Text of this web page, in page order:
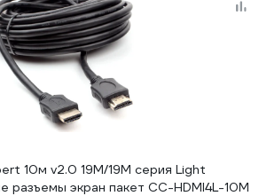
10м v2.0 19M/19M серия Light
разъемы экран пакет CC-HDMI4L-10M